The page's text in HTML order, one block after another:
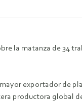
la matanza de 34
exportador de
productora global